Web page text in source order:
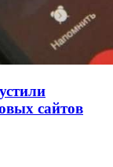
сайтов